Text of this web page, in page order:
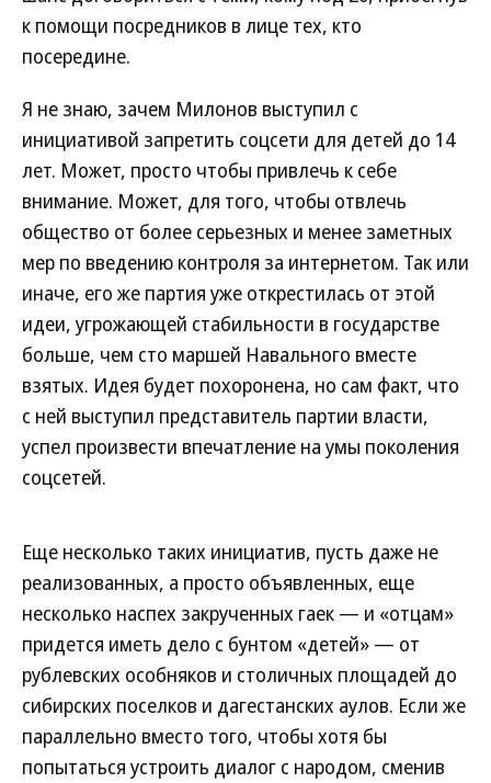
к помощи посредников в лице тех, кто
посередине.
Я не знаю, зачем Милонов выступил с
инициативой запретить соцсети для детей до 14
лет. Может, просто чтобы привлечь к себе
внимание. Может, для того, чтобы отвлечь
общество от более серьезных и менее заметных
мер по введению контроля за интернетом. Так или
иначе, его же партия уже открестилась от этой
идеи, угрожающей стабильности в государстве
больше, чем сто маршей Навального вместе
взятых. Идея будет похоронена, но сам факт, что
с ней выступил представитель партии власти,
успел произвести впечатление на умы поколения
соцсетей.
Еще несколько таких инициатив, пусть даже не
реализованных, а просто объявленных, еще
несколько наспех закрученных гаек — и «отцам»
придется иметь дело с бунтом «детей» — от
рублевских особняков и столичных площадей до
сибирских поселков и дагестанских аулов. Если же
параллельно вместо того, чтобы хотя бы
попытаться устроить диалог с народом, сменив